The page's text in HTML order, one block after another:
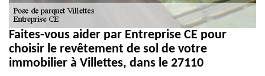
Faites-vous aider par Entreprise CE pour
choisir le revêtement de sol de votre
immobilier à Villettes, dans le 27110